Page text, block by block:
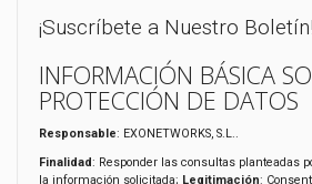
¡Suscríbete a Nuestro Boletín!
INFORMACIÓN BÁSICA
PROTECCIÓN DE DATOS
Responsable: EXONETWORKS, S.L..
Finalidad: Responder las consultas planteadas
la información solicitada; Legitimación: